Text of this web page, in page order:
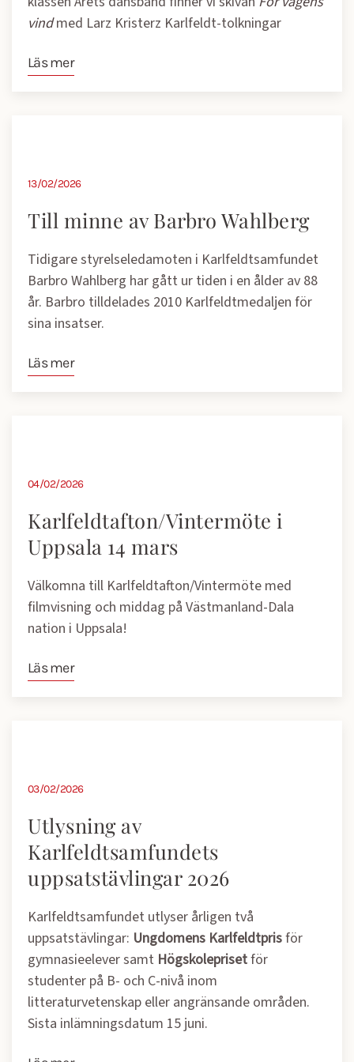
vindmed Larz Kristerz Karlfeldt-tolkningar
Läs mer
13/02/2026
Till minne av Barbro Wahlberg
Tidigare styrelseledamoten i Karlfeldtsamfundet
Barbro Wahlberg har gått ur tiden i en ålder av 88
år. Barbro tilldelades 2010 Karlfeldtmedaljen för
sina insatser.
Läs mer
04/02/2026
Karlfeldtafton/Vintermöte i
Uppsala 14 mars
Välkomna till Karlfeldtafton/Vintermöte med
filmvisning och middag på Västmanland-Dala
nation i Uppsala!
Läs mer
03/02/2026
Utlysning av
Karlfeldtsamfundets
uppsatstävlingar 2026
Karlfeldtsamfundet utlyser årligen två
uppsatstävlingar: Ungdomens Karlfeldtprisför
gymnasieelever samt Högskoleprisetför
studenter på B- och C-nivå inom
litteraturvetenskap eller angränsande områden.
Sista inlämningsdatum 15 juni.